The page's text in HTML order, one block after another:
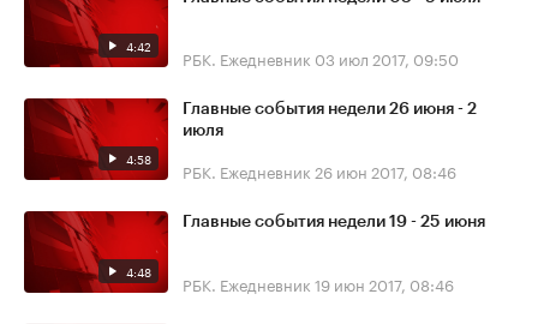
4:42 РБК. Ежедневник 03 июл 2017, 09:50
4:58
Главные события недели 26 июня - 2
июля
РБК. Ежедневник 26 июн 2017, 08:46
4:48
Главные события недели 19 - 25 июня
РБК. Ежедневник 19 июн 2017, 08:46